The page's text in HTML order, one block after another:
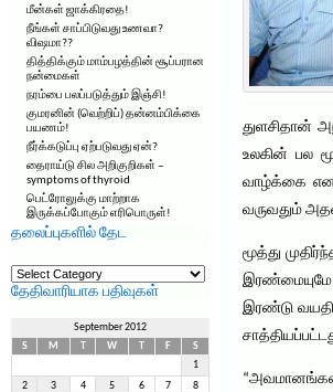
மீன்கள் ஜாக்கிரதை!
நீங்கள் சாப்பிடுவது உணவா?
விஷமா??
தித்திக்கும் மாம்பழத்தின் சூப்பரான
நன்மைகள்
நரம்பை பலப்படுத்தும் இஞ்சி!
குமரனின் (வெற்றிப்) தன்னம்பிக்கை
பயணம்!
நீர்க்கடுப்பு ஏற்படுவது ஏன்?
தைராய்டு சில அறிகுறிகள் –
symptoms of thyroid
பெட்ரோலுக்கு மாற்றாக
இருக்கப்போகும் எரிபொருள்!
தலைப்புகளில் தேட
தலைப்புகளில்
தேட
தேதிவாரியாக பதிவுகள்
September 2012
S
M W F
S
1
2 3 4 5 6 7 8
துளசிதான்
உலகின் பல
வாழ்க்கை என
வருவதும்
மூத்து
இரண்மையுமே
இரண்டு